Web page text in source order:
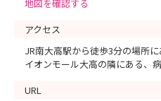
地図を確認する
アクセス
JR南大高駅から徒歩3分の場所に
イオンモール大高の隣にある、
URL